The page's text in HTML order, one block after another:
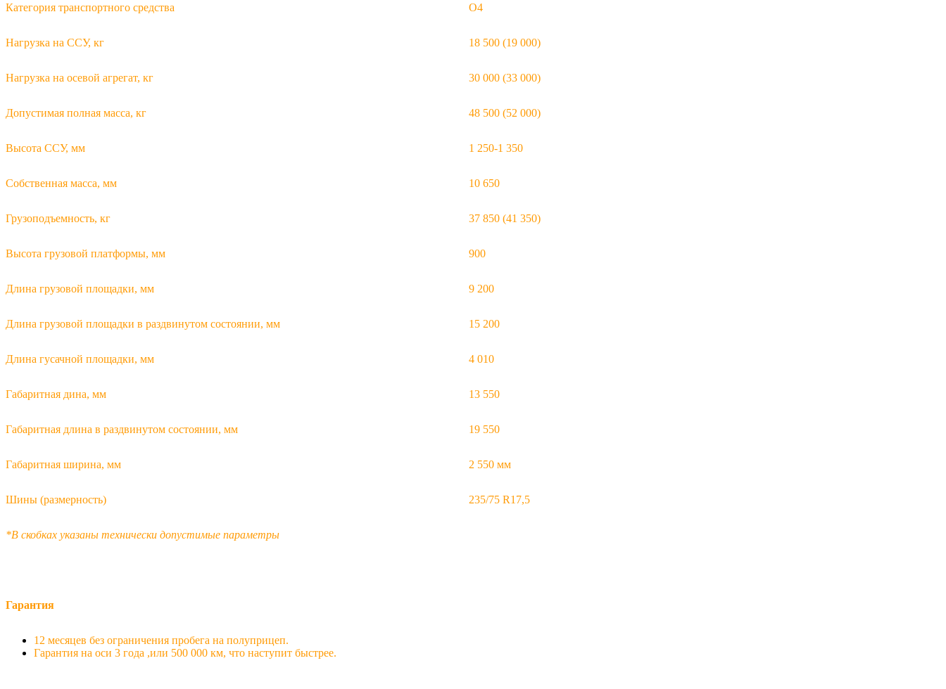
Категория транспортного средства О4
Нагрузка на ССУ, кг 18 500 (19 000)
Нагрузка на осевой агрегат, кг 30 000 (33 000)
Допустимая полная масса, кг 48 500 (52 000)
Высота ССУ, мм 1 250-1 350
Собственная масса, мм 10 650
Грузоподъемность, кг 37 850 (41 350)
Высота грузовой платформы, мм 900
Длина грузовой площадки, мм 9 200
Длина грузовой площадки в раздвинутом состоянии, мм 15 200
Длина гусачной площадки, мм 4 010
Габаритная дина, мм 13 550
Габаритная длина в раздвинутом состоянии, мм 19 550
Габаритная ширина, мм 2 550 мм
Шины (размерность) 235/75 R17,5
*В скобках указаны технически допустимые параметры
Гарантия
12 месяцев без ограничения пробега на полуприцеп.
Гарантия на оси 3 года ,или 500 000 км, что наступит быстрее.